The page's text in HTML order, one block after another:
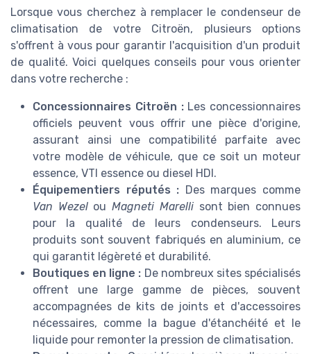
Lorsque vous cherchez à remplacer le condenseur de
climatisation de votre Citroën, plusieurs options
s'offrent à vous pour garantir l'acquisition d'un produit
de qualité. Voici quelques conseils pour vous orienter
dans votre recherche :
Concessionnaires Citroën :Les concessionnaires
officiels peuvent vous offrir une pièce d'origine,
assurant ainsi une compatibilité parfaite avec
votre modèle de véhicule, que ce soit un moteur
essence, VTI essence ou diesel HDI.
Équipementiers réputés : Des marques comme
Van WezelouMagneti Marellisont bien connues
pour la qualité de leurs condenseurs. Leurs
produits sont souvent fabriqués en aluminium, ce
qui garantit légèreté et durabilité.
Boutiques en ligne : De nombreux sites spécialisés
offrent une large gamme de pièces, souvent
accompagnées de kits de joints et d'accessoires
nécessaires, comme la bague d'étanchéité et le
liquide pour remonter la pression de climatisation.